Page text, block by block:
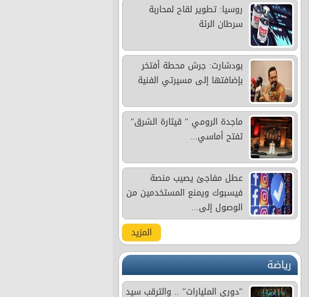
روسيا: تطوير لقاح لمحاربة
سرطان الرئة
بودشارت: جرش محطة أفتخر
بإضافتها إلى مسيرتي الفنية
ماجدة الرومي " قيثارة الشرق"
تفتح أماسي...
عطل مفاجئ يصيب منصة
فيسبوك ويمنع المستخدمين من
الوصول إلى...
المزيد
رياضة
"دوري المليارات" .. والترقب سيد